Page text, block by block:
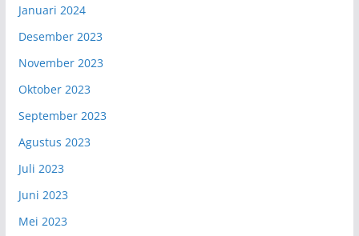
Januari 2024
Desember 2023
November 2023
Oktober 2023
September 2023
Agustus 2023
Juli 2023
Juni 2023
Mei 2023